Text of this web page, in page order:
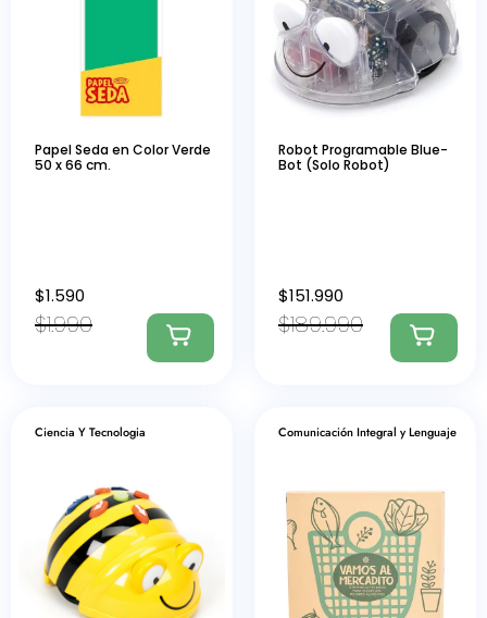
Papel Seda en Color Verde
50 x 66 cm.
$1.990
$1.590
Robot Programable Blue-
Bot (Solo Robot)
$189.990
$151.990
Ciencia Y Tecnologia Comunicación Integral y Lenguaje